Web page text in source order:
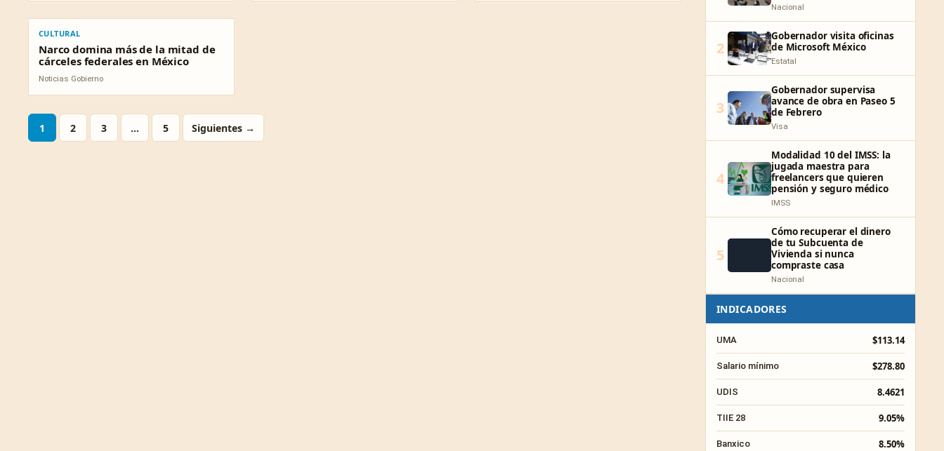
CULTURAL
Narco domina más de la mitad de
cárceles federales en México
Noticias Gobierno
1 2 3 … 5 Siguientes →
Nacional
2
Gobernador visita oficinas
de Microsoft México
Estatal
3
Gobernador supervisa
avance de obra en Paseo 5
de Febrero
Visa
4
Modalidad 10 del IMSS: la
jugada maestra para
freelancers que quieren
pensión y seguro médico
IMSS
5
Cómo recuperar el dinero
de tu Subcuenta de
Vivienda si nunca
compraste casa
Nacional
INDICADORES
UMA $113.14
Salario mínimo $278.80
UDIS 8.4621
TIIE 28 9.05%
Banxico 8.50%